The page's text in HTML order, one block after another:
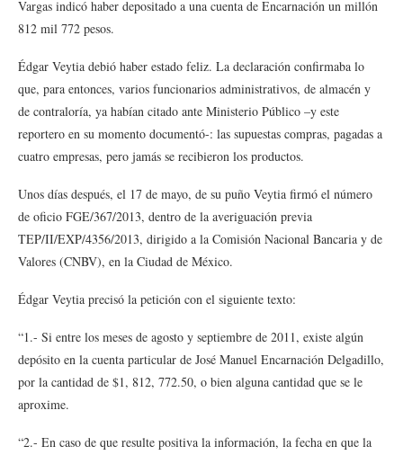
Vargas indicó haber depositado a una cuenta de Encarnación un millón
812 mil 772 pesos.
Édgar Veytia debió haber estado feliz. La declaración confirmaba lo
que, para entonces, varios funcionarios administrativos, de almacén y
de contraloría, ya habían citado ante Ministerio Público –y este
reportero en su momento documentó-: las supuestas compras, pagadas a
cuatro empresas, pero jamás se recibieron los productos.
Unos días después, el 17 de mayo, de su puño Veytia firmó el número
de oficio FGE/367/2013, dentro de la averiguación previa
TEP/II/EXP/4356/2013, dirigido a la Comisión Nacional Bancaria y de
Valores (CNBV), en la Ciudad de México.
Édgar Veytia precisó la petición con el siguiente texto:
“1.- Si entre los meses de agosto y septiembre de 2011, existe algún
depósito en la cuenta particular de José Manuel Encarnación Delgadillo,
por la cantidad de $1, 812, 772.50, o bien alguna cantidad que se le
aproxime.
“2.- En caso de que resulte positiva la información, la fecha en que la